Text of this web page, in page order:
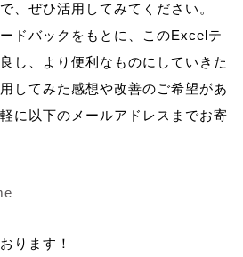
、ぜひ活用してみてください。
ドバックをもとに、このExcelテ
し、より便利なものにしていきた
してみた感想や改善のご希望があ
に以下のメールアドレスまでお寄
ります！